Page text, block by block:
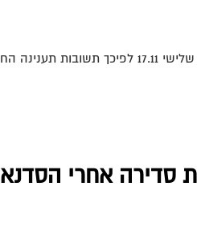
בסבלנות
סדירה אחרי הסדנא